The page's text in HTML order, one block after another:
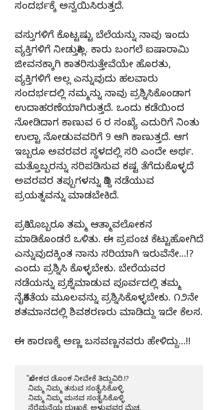
ಸಂದರ್ಭಕ್ಕೆ ಅನ್ವಯಿಸಿರುತ್ತದೆ.
ವಸ್ತುಗಳಿಗೆ ಕೊಟ್ಟಷ್ಟು ಬೆಲೆಯನ್ನು ನಾವು ಇಂದು
ವ್ಯಕ್ತಿಗಳಿಗೆ ನೀಡುತ್ತಿಲ್ಲ. ಕಾರು ಬಂಗಲೆ ಐಷಾರಾಮಿ
ಜೀವನಕ್ಕಾಗಿ ಕಾತರಿಸುತ್ತೇವೆಯೇ ಹೊರತು,
ವ್ಯಕ್ತಿಗಳಿಗೆ ಅಲ್ಲ ಎನ್ನುವುದು ಹಲವಾರು
ಸಂದರ್ಭದಲ್ಲಿ ನಮ್ಮನ್ನು ನಾವು ಪ್ರಶ್ನಿಸಿಕೊಂಡಾಗ
ಉದಾಹರಣೆಯಾಗಿರುತ್ತದೆ. ಒಂದು ಕಡೆಯಿಂದ
ನೋಡಿದಾಗ ಕಾಣುವ 6 ರ ಸಂಖ್ಯೆ ಎದುರಿಗೆ ನಿಂತು
ಉಲ್ಟಾ ನೋಡುವವರಿಗೆ 9 ಆಗಿ ಕಾಣುತ್ತದೆ. ಆಗ
ಇಬ್ಬರೂ ಅವರವರ ಸ್ಥಳದಲ್ಲಿ ಸರಿ ಎಂದೇ ಅರ್ಥ.
ಮತ್ತೊಬ್ಬರನ್ನು ಸರಿಪಡಿಸುವ ಕಷ್ಟ ತೆಗೆದುಕೊಳ್ಳದೆ
ಅವರವರ ತಪ್ಪುಗಳನ್ನು ತಿದ್ದಿ ನಡೆಯುವ
ಪ್ರಯತ್ನವನ್ನು ಮಾಡಬೇಕಿದೆ.
ಪ್ರತಿಯೊಬ್ಬರೂ ತಮ್ಮ ಆತ್ಮಾವಲೋಕನ
ಮಾಡಿಕೊಂಡರೆ ಒಳಿತು. ಈ ಪ್ರಪಂಚ ಕೆಟ್ಟುಹೋಗಿದೆ
ಎನ್ನುವುದಕ್ಕಿಂತ ನಾನು ಸರಿಯಾಗಿ ಇರುವೆನೇ…!?
ಎಂದು ಪ್ರಶ್ನಿಸಿ ಕೊಳ್ಳಬೇಕು. ಬೇರೆಯವರ
ನಡೆಯನ್ನು ಪ್ರಶ್ನೆಮಾಡುವ ಪೂರ್ವದಲ್ಲಿ ತಮ್ಮ
ನೈತಿಕತೆಯ ಮೂಲವನ್ನು ಪ್ರಶ್ನಿಸಿಕೊಳ್ಳಬೇಕು. ೧೨ನೇ
ಶತಮಾನದಲ್ಲಿ ಶಿವಶರಣರು ಮಾಡಿದ್ದು ಇದೇ ಕೆಲಸ.
ಈ ಕಾರಣಕ್ಕೆ ಅಣ್ಣ ಬಸವಣ್ಣನವರು ಹೇಳಿದ್ದು…!!